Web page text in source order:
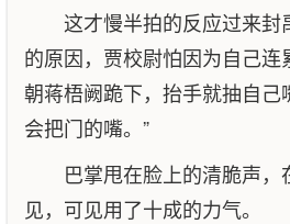
这才慢半拍的反应过来封
的原因，贾校尉怕因为自己
朝蒋梧阙跪下，抬手就抽自己
会把门的嘴。”
巴掌甩在脸上的清脆声
见，可见用了十成的力气。